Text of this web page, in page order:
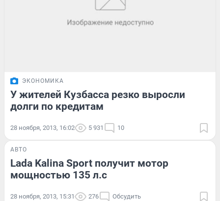
ЭКОНОМИКА
У жителей Кузбасса резко выросли
долги по кредитам
28 ноября, 2013, 16:02 5 931 10
АВТО
Lada Kalina Sport получит мотор
мощностью 135 л.с
28 ноября, 2013, 15:31 276 Обсудить